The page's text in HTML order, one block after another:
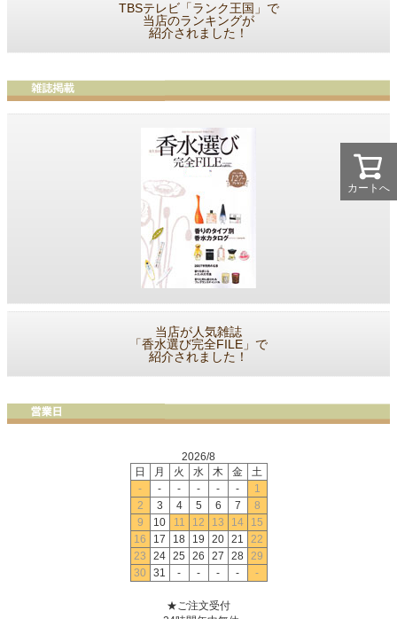
カートへ
TBSテレビ「ランク王国」で
当店のランキングが
紹介されました！
当店が人気雑誌
「香水選び完全FILE」で
紹介されました！
2026/8
日
月 火 水 木 金
土
-
- - - - -
1
2
3 4 5 6 7
8
9
10 11 12 13 14
15
16
17 18 19 20 21
22
23
24 25 26 27 28 29
30
31 - - - - -
★ご注文受付